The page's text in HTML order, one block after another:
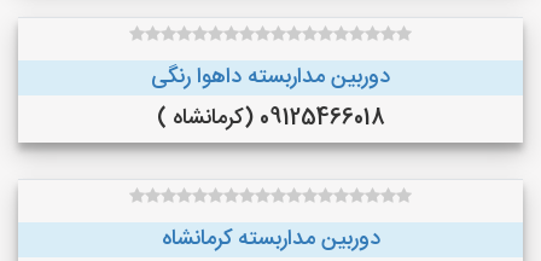
دوربین مداربسته داهوا رنگی
09125466018 (کرمانشاه )
دوربین مداربسته کرمانشاه